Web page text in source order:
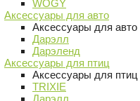
WOGY
Аксессуары для авто
Аксессуары для авто
Дарэлл
Дарэленд
Аксессуары для птиц
Аксессуары для птиц
TRIXIE
Дарэлл